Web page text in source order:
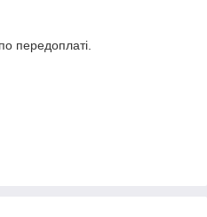
передоплаті.